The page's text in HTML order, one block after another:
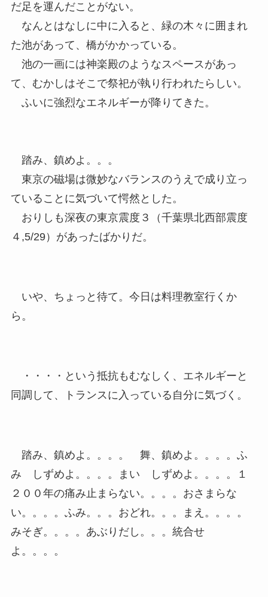
だ足を運んだことがない。
なんとはなしに中に入ると、緑の木々に囲まれ
た池があって、橋がかかっている。
池の一画には神楽殿のようなスペースがあっ
て、むかしはそこで祭祀が執り行われたらしい。
ふいに強烈なエネルギーが降りてきた。
踏み、鎮めよ。。。
東京の磁場は微妙なバランスのうえで成り立っ
ていることに気づいて愕然とした。
おりしも深夜の東京震度３（千葉県北西部震度
４,5/29）があったばかりだ。
いや、ちょっと待て。今日は料理教室行くか
ら。
・・・・という抵抗もむなしく、エネルギーと
同調して、トランスに入っている自分に気づく。
踏み、鎮めよ。。。。 舞、鎮めよ。。。。ふ
み しずめよ。。。。まい しずめよ。。。。１
２００年の痛み止まらない。。。。おさまらな
い。。。。ふみ。。。おどれ。。。まえ。。。。
みそぎ。。。。あぶりだし。。。統合せ
よ。。。。